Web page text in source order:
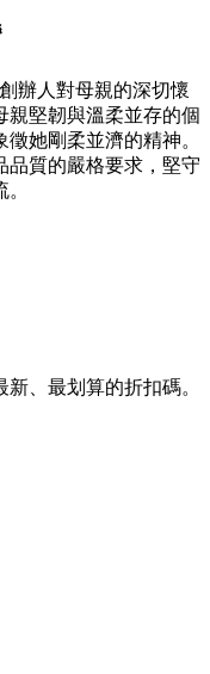
辦人對母親的深切懷
親堅韌與溫柔並存的個
她剛柔並濟的精神。
品質的嚴格要求，堅守
、最划算的折扣碼。